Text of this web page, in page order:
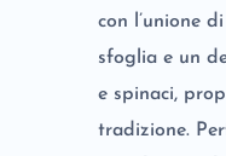
con l’unione
sfoglia e un
e spinaci,
tradizione.